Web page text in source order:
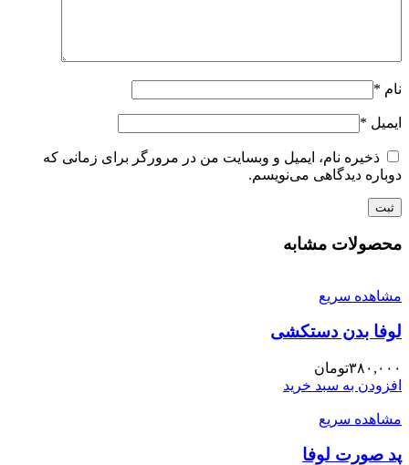
نام *
ایمیل *
ذخیره نام، ایمیل و وبسایت من در مرورگر برای زمانی که
دوباره دیدگاهی می‌نویسم.
محصولات مشابه
مشاهده سریع
لوفا بدن دستکشی
۳۸۰,۰۰۰تومان
افزودن به سبد خرید
مشاهده سریع
پد صورت لوفا